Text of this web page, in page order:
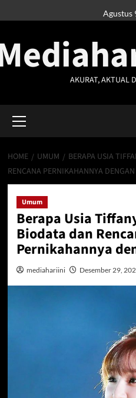
to
Agustus
AKURAT, AKTUAL
Menu
HOME UMUM
BERAPA USIA
RENCANA PERNIKAHANNYA
Umum
Berapa Usia
Biodata dan
Pernikahannya
mediahariini Desember 29,